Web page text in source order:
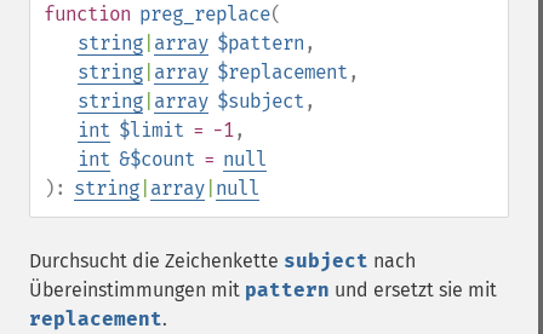
function preg_replace(
string array $pattern ,
string array $replacement ,
string array $subject ,
int $limit = -1,
int &$count = null
): string array null
Durchsucht die Zeichenkette subject nach
Übereinstimmungen mit pattern und ersetzt sie mit
replacement.